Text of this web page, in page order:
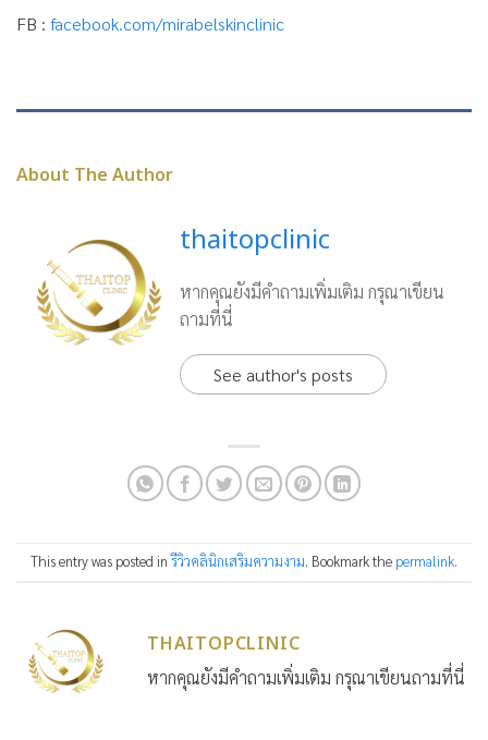
FB : facebook.com/mirabelskinclinic
About The Author
thaitopclinic
หากคุณยังมีคำถามเพิ่มเติม กรุณาเขียน
ถามที่นี่
See author's posts
This entry was posted inรีวิวคลินิกเสริมความงาม. Bookmark the permalink.
THAITOPCLINIC
หากคุณยังมีคำถามเพิ่มเติม กรุณาเขียนถามที่นี่